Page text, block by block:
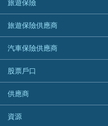
緊急貸款比較
最佳小額貸款比較
易批必批貸款
24小時貸款
最佳循環貸款
HSBC 滙豐銀行貸款
K Cash 貸款
Mox 銀行
National Resources 中潤物業
OCBC 華僑銀行
PrimeCredit 安信信貸
Promise 邦民日本財務
最佳貸款app
台灣遊信用卡攻略
機場貴賓室信用卡
銀聯信用卡
高獎賞信用卡推薦
酒店信用卡
信銀國際
大新銀行
恒生銀行
Standard Chartered渣打銀行
東亞銀行
SIM
Airwallex信用卡
HKTVmall優惠碼
交稅優惠
酒店優惠碼
機票優惠碼
汽車保險
家居保險
家傭保險
寵物保險
定期人壽保險
危疾保險
年金資訊
樓宇火險
旅遊保險
日本旅遊保險及資訊
泰國旅遊保險及資訊
台灣旅遊保險及資訊
韓國旅遊保險及資訊
歐洲旅遊保險及資訊
越南旅遊保險及資訊
澳洲旅遊保險及資訊
旅遊保險供應商
AXA 安盛
AIG 美亞
Allianz 安聯
Allied World 世聯
Avo
中國銀行
汽車保險供應商
大新汽車保險
中銀汽車保險
Allianz安聯汽車保險
bolttech保障汽車保險
股票戶口
富途證券
IB盈透證券
老虎證券
供應商
富途牛牛好唔好？
資源